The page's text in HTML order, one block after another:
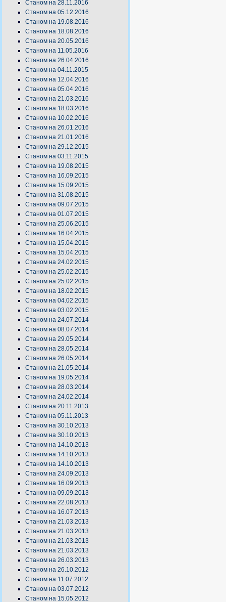
Станом на 28.11.2016
Станом на 05.12.2016
Станом на 19.08.2016
Станом на 18.08.2016
Станом на 20.05.2016
Станом на 11.05.2016
Станом на 26.04.2016
Станом на 04.11.2015
Станом на 12.04.2016
Станом на 05.04.2016
Станом на 21.03.2016
Станом на 18.03.2016
Станом на 10.02.2016
Станом на 26.01.2016
Станом на 21.01.2016
Станом на 29.12.2015
Станом на 03.11.2015
Станом на 19.08.2015
Станом на 16.09.2015
Станом на 15.09.2015
Станом на 31.08.2015
Станом на 09.07.2015
Станом на 01.07.2015
Станом на 25.06.2015
Станом на 16.04.2015
Станом на 15.04.2015
Станом на 15.04.2015
Станом на 24.02.2015
Станом на 25.02.2015
Станом на 25.02.2015
Станом на 18.02.2015
Станом на 04.02.2015
Станом на 03.02.2015
Станом на 24.07.2014
Станом на 08.07.2014
Станом на 29.05.2014
Станом на 28.05.2014
Станом на 26.05.2014
Станом на 21.05.2014
Станом на 19.05.2014
Станом на 28.03.2014
Станом на 24.02.2014
Станом на 20.11.2013
Станом на 05.11.2013
Станом на 30.10.2013
Станом на 30.10.2013
Станом на 14.10.2013
Станом на 14.10.2013
Станом на 14.10.2013
Станом на 24.09.2013
Станом на 16.09.2013
Станом на 09.09.2013
Станом на 22.08.2013
Станом на 16.07.2013
Станом на 21.03.2013
Станом на 21.03.2013
Станом на 21.03.2013
Станом на 21.03.2013
Станом на 26.03.2013
Станом на 26.10.2012
Станом на 11.07.2012
Станом на 03.07.2012
Станом на 15.05.2012